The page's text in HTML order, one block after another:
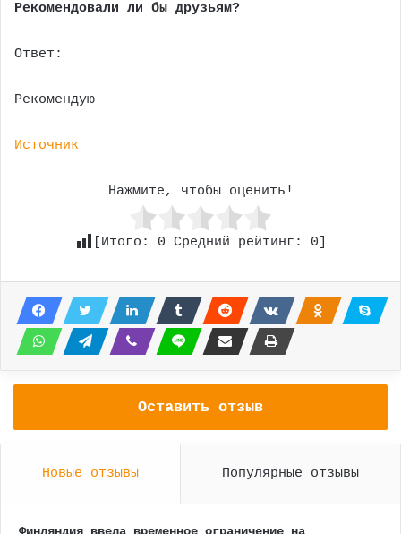
Рекомендовали ли бы друзьям?
Ответ:
Рекомендую
Источник
Нажмите, чтобы оценить!
[Итого: 0 Средний рейтинг: 0
Оставить отзыв
Новые отзывы Популярные отзывы